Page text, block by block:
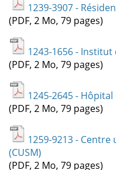
1239-3907 -
(PDF, 2 Mo, 79 pages)
1243-1656 -
(PDF, 2 Mo, 79 pages)
1245-2645 -
(PDF, 2 Mo, 79 pages)
1259-9213 -
(CUSM)
(PDF, 2 Mo, 79 pages)